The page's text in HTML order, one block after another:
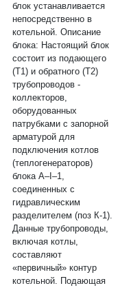
блок устанавливается
непосредственно в
котельной. Описание
блока: Настоящий блок
состоит из подающего
(Т1) и обратного (Т2)
трубопроводов -
коллекторов,
оборудованных
патрубками с запорной
арматурой для
подключения котлов
(теплогенераторов)
блока A–I–1,
соединенных с
гидравлическим
разделителем (поз К-1).
Данные трубопроводы,
включая котлы,
составляют
«первичный» контур
котельной. Подающая